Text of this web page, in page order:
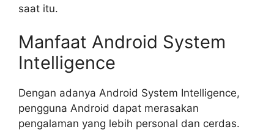
saat itu.
Manfaat Android System
Intelligence
Dengan adanya Android System Intelligence,
pengguna Android dapat merasakan
pengalaman yang lebih personal dan cerdas.